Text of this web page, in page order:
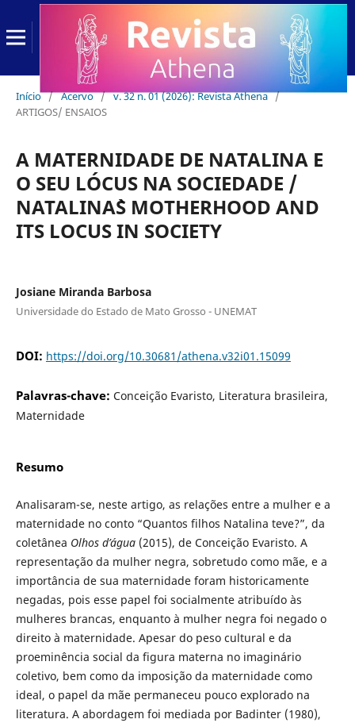
Início / Acervo / v. 32 n. 01 (2026): Revista Athena /
ARTIGOS/ ENSAIOS
A MATERNIDADE DE NATALINA E
O SEU LÓCUS NA SOCIEDADE /
NATALINA`S MOTHERHOOD AND
ITS LOCUS IN SOCIETY
Josiane Miranda Barbosa
Universidade do Estado de Mato Grosso - UNEMAT
DOI: https://doi.org/10.30681/athena.v32i01.15099
Palavras-chave: Conceição Evaristo, Literatura brasileira,
Maternidade
Resumo
Analisaram-se, neste artigo, as relações entre a mulher e a
maternidade no conto “Quantos filhos Natalina teve?”, da
coletânea Olhos d’água(2015), de Conceição Evaristo. A
representação da mulher negra, sobretudo como mãe, e a
importância de sua maternidade foram historicamente
negadas, pois esse papel foi socialmente atribuído às
mulheres brancas, enquanto à mulher negra foi negado o
direito à maternidade. Apesar do peso cultural e da
proeminência social da figura materna no imaginário
coletivo, bem como da imposição da maternidade como
ideal, o papel da mãe permaneceu pouco explorado na
literatura. A abordagem foi mediada por Badinter (1980),